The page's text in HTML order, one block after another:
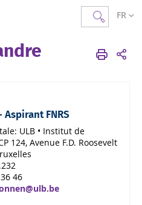
FR
Aspirant FNRS
ULB • Institut de
124, Avenue F.D. Roosevelt
46